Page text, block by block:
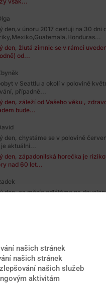
den,v únoru 2017 cestuji na 30 dni
den, žlutá zimnic se v rámci
od...
v Seattlu a okolí v polovině
případně...
den, záleží od Vašeho věku ,
bude...
den, chystáme se v polovině
je aktuální...
den, západonilská horečka je
nad 60 let...
den, za měsíc odlétáme na
den, žlutá zimnice se v Thajsku
den , jsem ve 4 mesici tehotenstvi
strach z...
den, přenos nákazy na Vás nelze
riziko však...
našich stránek
našich stránek
našich služeb
aktivitám